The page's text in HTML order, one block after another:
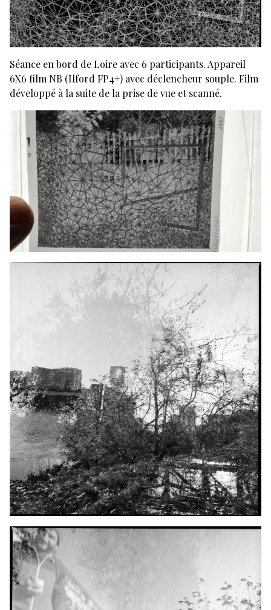
Séance en bord de Loire avec 6 participants. Appareil
6X6 film NB (Ilford FP4+) avec déclencheur souple. Film
développé à la suite de la prise de vue et scanné.